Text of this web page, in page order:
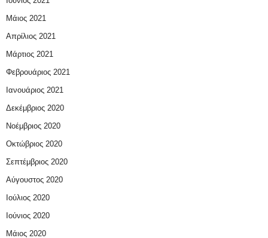
Μάιος 2021
Απρίλιος 2021
Μάρτιος 2021
Φεβρουάριος 2021
Ιανουάριος 2021
Δεκέμβριος 2020
Νοέμβριος 2020
Οκτώβριος 2020
Σεπτέμβριος 2020
Αύγουστος 2020
Ιούλιος 2020
Ιούνιος 2020
Μάιος 2020